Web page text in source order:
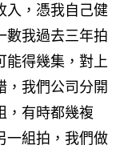
入，憑我自己健
數我過去三年拍
能得幾集，對上
，我們公司分開
，有時都幾複
一組拍，我們做